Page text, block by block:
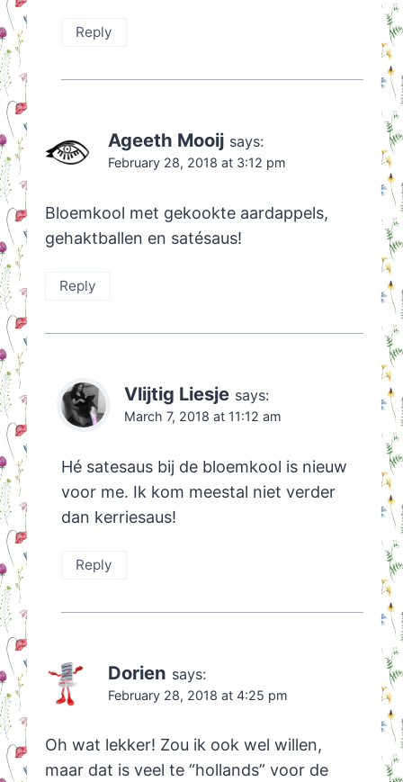
Reply
Ageeth Mooij says:
February 28, 2018 at 3:12 pm
Bloemkool met gekookte aardappels,
gehaktballen en satésaus!
Reply
Vlijtig Liesje says:
March 7, 2018 at 11:12 am
Hé satesaus bij de bloemkool is nieuw
voor me. Ik kom meestal niet verder
dan kerriesaus!
Reply
Dorien says:
February 28, 2018 at 4:25 pm
Oh wat lekker! Zou ik ook wel willen,
maar dat is veel te “hollands” voor de